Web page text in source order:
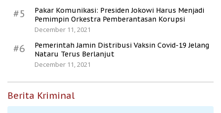
#5
Pakar Komunikasi: Presiden Jokowi Harus Menjadi
Pemimpin Orkestra Pemberantasan Korupsi
December 11, 2021
#6
Pemerintah Jamin Distribusi Vaksin Covid-19 Jelang
Nataru Terus Berlanjut
December 11, 2021
Berita Kriminal